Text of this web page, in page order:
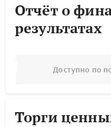
Отчёт о
результатах
Доступно по
Торги